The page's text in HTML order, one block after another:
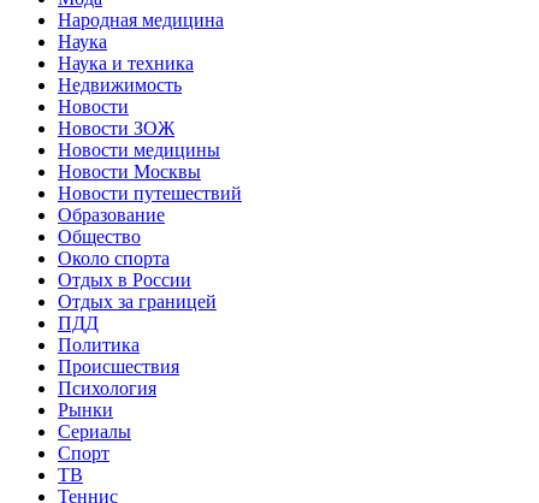
Народная медицина
Наука
Наука и техника
Недвижимость
Новости
Новости ЗОЖ
Новости медицины
Новости Москвы
Новости путешествий
Образование
Общество
Около спорта
Отдых в России
Отдых за границей
ПДД
Политика
Происшествия
Психология
Рынки
Сериалы
Спорт
ТВ
Теннис